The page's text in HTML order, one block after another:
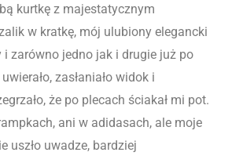
kurtkę z majestatycznym
w kratkę, mój ulubiony elegancki
i zarówno jedno jak i drugie już po
zasłaniało widok i
że po plecach ściakał mi pot.
ani w adidasach, ale moje
uszło uwadze, bardziej